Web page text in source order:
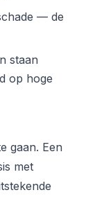
— de
staan
op hoge
gaan. Een
met